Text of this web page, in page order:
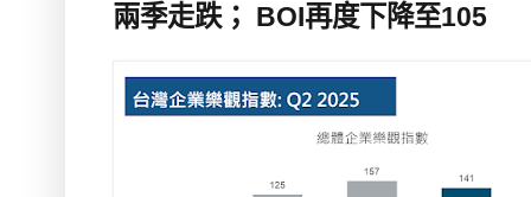
兩季走跌； BOI再度下降至105